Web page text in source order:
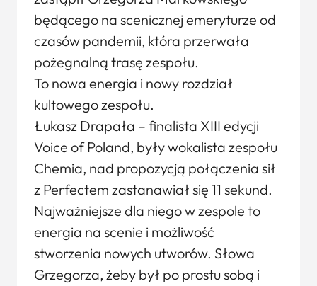
będącego na scenicznej emeryturze od
czasów pandemii, która przerwała
pożegnalną trasę zespołu.
To nowa energia i nowy rozdział
kultowego zespołu.
Łukasz Drapała – finalista XIII edycji
Voice of Poland, były wokalista zespołu
Chemia, nad propozycją połączenia sił
z Perfectem zastanawiał się 11 sekund.
Najważniejsze dla niego w zespole to
energia na scenie i możliwość
stworzenia nowych utworów. Słowa
Grzegorza, żeby był po prostu sobą i